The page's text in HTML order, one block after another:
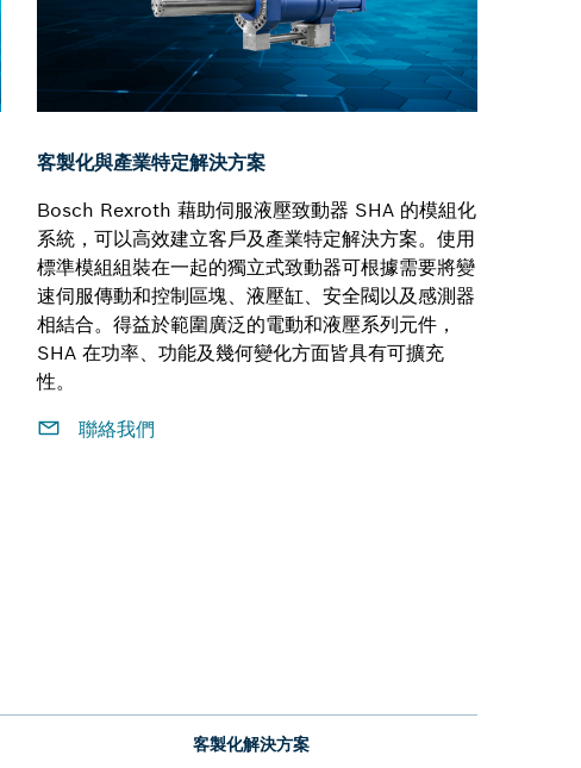
客製化與產業特定解決方案
Bosch Rexroth 藉助伺服液壓致動器 SHA 的模組化
系統，可以高效建立客戶及產業特定解決方案。使用
標準模組組裝在一起的獨立式致動器可根據需要將變
速伺服傳動和控制區塊、液壓缸、安全閥以及感測器
相結合。得益於範圍廣泛的電動和液壓系列元件，
SHA 在功率、功能及幾何變化方面皆具有可擴充
性。
聯絡我們
客製化解決方案